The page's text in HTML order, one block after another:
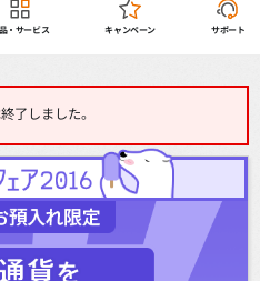
・サービス キャンペーン サポート
了しました。